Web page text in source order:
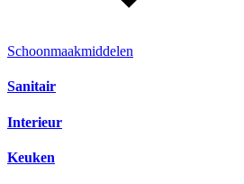
Schoonmaakmiddelen
Sanitair
Interieur
Keuken